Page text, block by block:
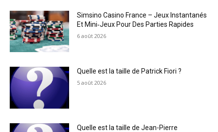
Simsino Casino France – Jeux Instantanés
Et Mini‑Jeux Pour Des Parties Rapides
6 août 2026
Quelle est la taille de Patrick Fiori ?
5 août 2026
Quelle est la taille de Jean-Pierre